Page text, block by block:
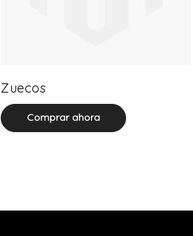
Zuecos
Comprar ahora